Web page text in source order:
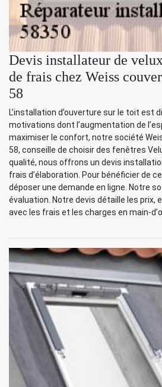
Devis installateur de
de frais chez Weiss
58
L’installation d’ouverture sur le toit est
motivations dont l’augmentation de
maximiser le confort, notre société
58, conseille de choisir des fenêtres
qualité, nous offrons un devis
frais d’élaboration. Pour bénéficier de
déposer une demande en ligne. Notre
évaluation. Notre devis détaille les prix,
avec les frais et les charges en main-